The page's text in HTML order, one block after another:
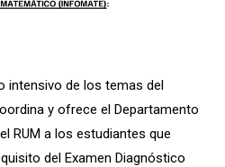
intensivo de los temas del
y ofrece el Departamento
RUM a los estudiantes que
del Examen Diagnóstico